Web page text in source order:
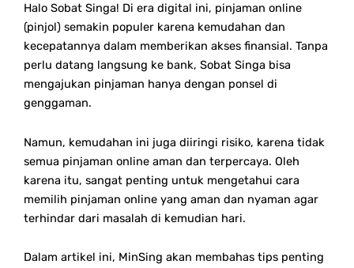
Halo Sobat Singa! Di era digital ini, pinjaman online
(pinjol) semakin populer karena kemudahan dan
kecepatannya dalam memberikan akses finansial. Tanpa
perlu datang langsung ke bank, Sobat Singa bisa
mengajukan pinjaman hanya dengan ponsel di
genggaman.
Namun, kemudahan ini juga diiringi risiko, karena tidak
semua pinjaman online aman dan terpercaya. Oleh
karena itu, sangat penting untuk mengetahui cara
memilih pinjaman online yang aman dan nyaman agar
terhindar dari masalah di kemudian hari.
Dalam artikel ini, MinSing akan membahas tips penting